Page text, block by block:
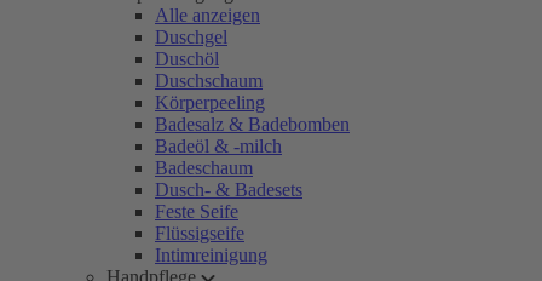
Alle anzeigen
Duschgel
Duschöl
Duschschaum
Körperpeeling
Badesalz & Badebomben
Badeöl & -milch
Badeschaum
Dusch- & Badesets
Feste Seife
Flüssigseife
Intimreinigung
Handpflege